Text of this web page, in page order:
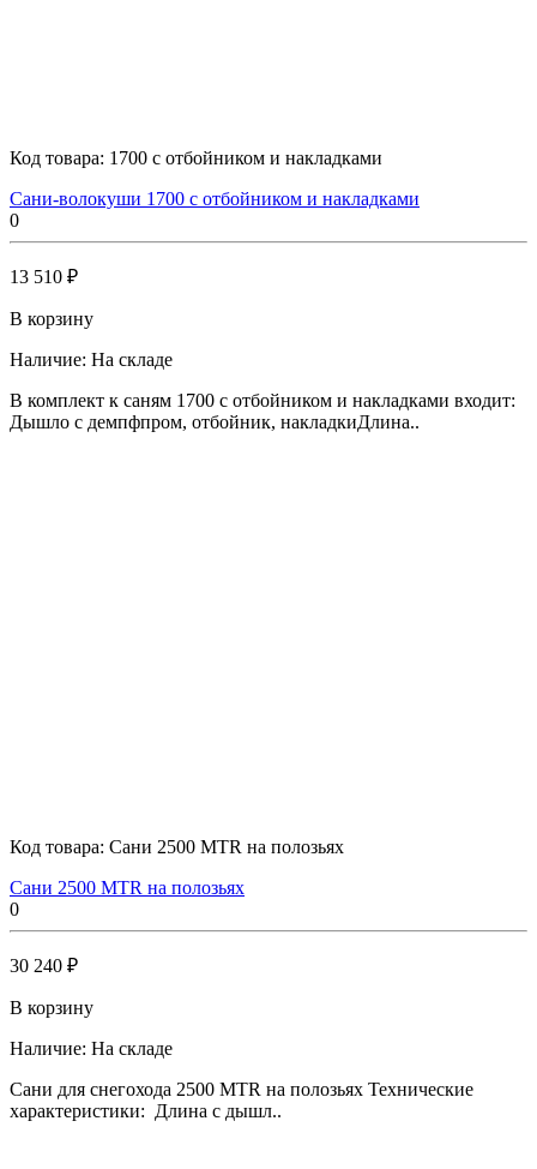
Код товара: 1700 с отбойником и накладками
Сани-волокуши 1700 с отбойником и накладками
0
13 510 ₽
В корзину
Наличие: На складе
В комплект к саням 1700 с отбойником и накладками входит:
Дышло с демпфпром, отбойник, накладкиДлина..
Код товара: Сани 2500 MTR на полозьях
Сани 2500 MTR на полозьях
0
30 240 ₽
В корзину
Наличие: На складе
Сани для снегохода 2500 MTR на полозьях Технические
характеристики: Длина с дышл..